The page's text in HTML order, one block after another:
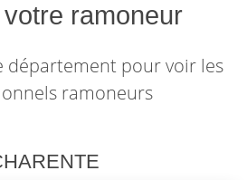
ramoneur
département pour voir les
ramoneurs